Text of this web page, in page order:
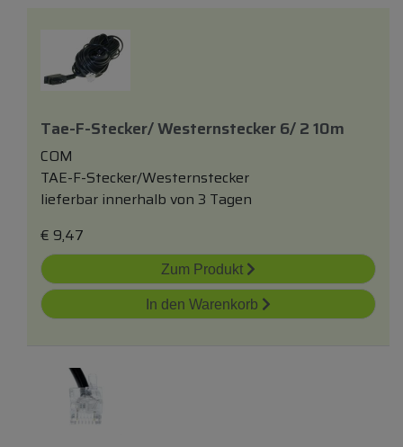
Tae-F-Stecker/ Westernstecker 6/ 2 10m
COM
TAE-F-Stecker/Westernstecker
lieferbar innerhalb von 3 Tagen
€ 9,47
Zum Produkt
In den Warenkorb